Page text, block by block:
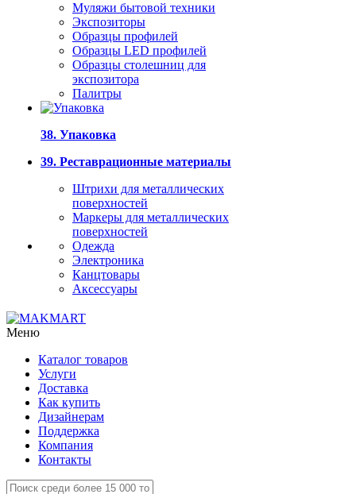
Муляжи бытовой техники
Экспозиторы
Образцы профилей
Образцы LED профилей
Образцы столешниц для
экспозитора
Палитры
38. Упаковка
39. Реставрационные материалы
Штрихи для металлических
поверхностей
Маркеры для металлических
поверхностей
Одежда
Электроника
Канцтовары
Аксессуары
Меню
Каталог товаров
Услуги
Доставка
Как купить
Дизайнерам
Поддержка
Компания
Контакты